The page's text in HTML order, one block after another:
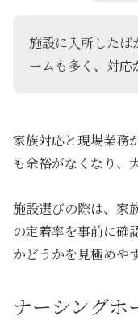
施設に入所したば
ームも多く、対応
家族対応と現場業務
も余裕がなくなり、
施設選びの際は、 家
の定着率を事前に確
かどうかを見極めや
ナーシングホ